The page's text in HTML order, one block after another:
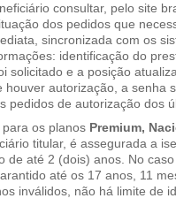
consultar, pelo site
dos pedidos que
sincronizada com os
identificação do
solicitado e a posição
houver autorização, a senha
pedidos de autorização dos
os planos Premium,
titular, é assegurada a
de até 2 (dois) anos. No
até os 17 anos, 11
inválidos, não há limite de